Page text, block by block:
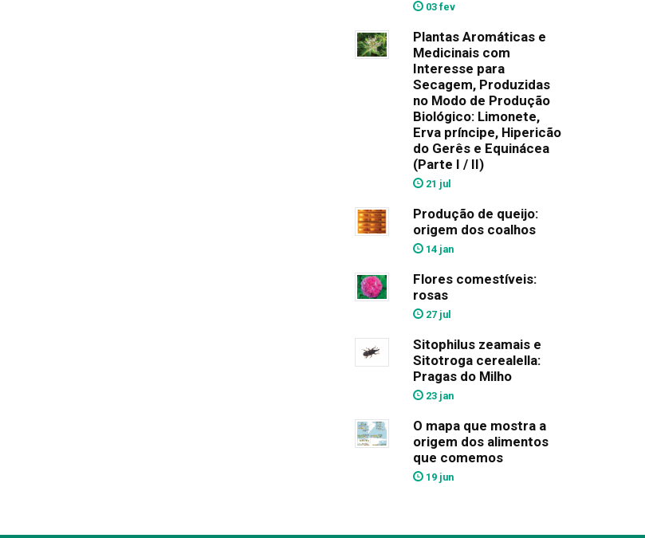
03 fev
Plantas Aromáticas e
Medicinais com
Interesse para
Secagem, Produzidas
no Modo de Produção
Biológico: Limonete,
Erva príncipe, Hipericão
do Gerês e Equinácea
(Parte I / II)
21 jul
Produção de queijo:
origem dos coalhos
14 jan
Flores comestíveis:
rosas
27 jul
Sitophilus zeamais e
Sitotroga cerealella:
Pragas do Milho
23 jan
O mapa que mostra a
origem dos alimentos
que comemos
19 jun